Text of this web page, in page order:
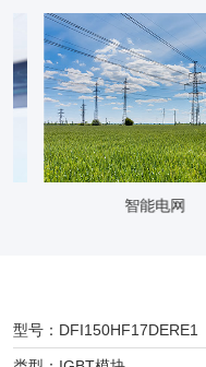
智能电网
型号：DFI150HF17DERE1